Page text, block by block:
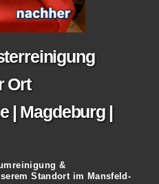
Ort
| Magdeburg |
&
Standort im Mansfeld-